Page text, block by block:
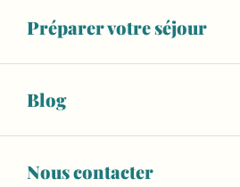
Préparer votre séjour
Blog
Nous contacter
De 11:00 à 11:45
26
RÉSERVER